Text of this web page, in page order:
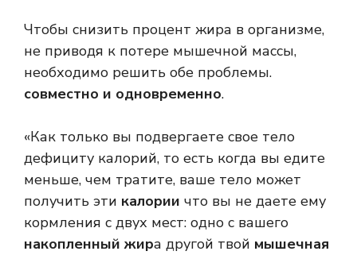
Чтобы снизить процент жира в организме,
не приводя к потере мышечной массы,
необходимо решить обе проблемы.
совместно и одновременно.
«Как только вы подвергаете свое тело
дефициту калорий, то есть когда вы едите
меньше, чем тратите, ваше тело может
получить эти калории что вы не даете ему
кормления с двух мест: одно с вашего
накопленный жира другой твой мышечная